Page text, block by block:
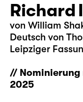
Richard
von William
Deutsch von
Leipziger
//
2025